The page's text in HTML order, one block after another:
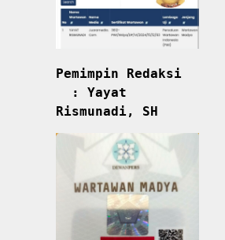
Pemimpin Redaksi
: Yayat
Rismunadi, SH